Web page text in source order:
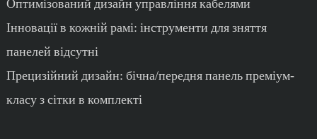
Оптимізований дизайн управління кабелями
Інновації в кожній рамі: інструменти для зняття
панелей відсутні
Прецизійний дизайн: бічна/передня панель преміум-
класу з сітки в комплекті